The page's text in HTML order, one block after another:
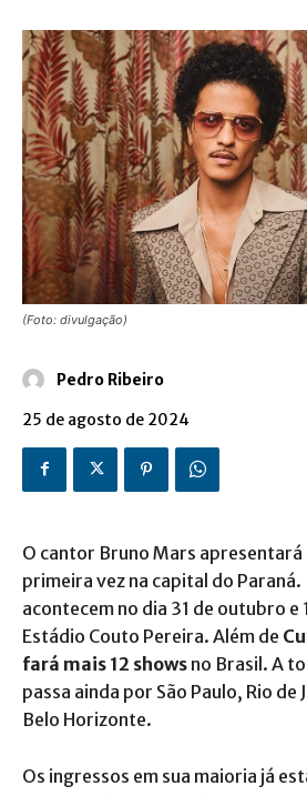
(Foto: divulgação)
Pedro Ribeiro
25 de agosto de 2024
O cantor Bruno Mars apresentará
primeira vez na capital do
acontecem no dia 31 de outubro e
Estádio Couto Pereira. Além de
fará mais 12 shows no Brasil. A
passa ainda por São Paulo, Rio de
Belo Horizonte.
Os ingressos em sua maioria já